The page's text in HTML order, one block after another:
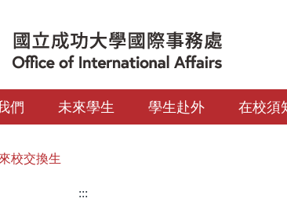
們 未來學生 學生赴外 在校須
來校交換生
:::